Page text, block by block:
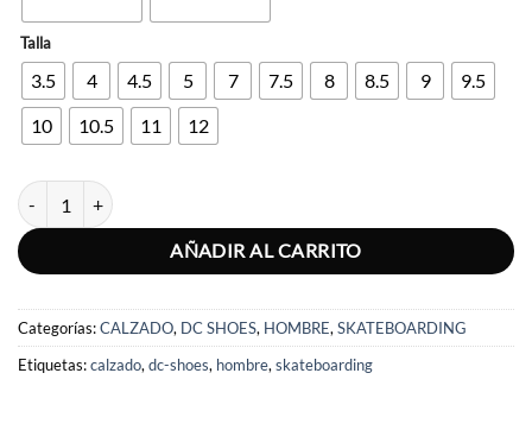
Talla
3.5 4 4.5 5 7 7.5 8 8.5 9
9.5
10
10.5 11 12
HOMBRE LYNX ZERO cantidad
AÑADIR AL CARRITO
Categorías:CALZADO, DC SHOES, HOMBRE, SKATEBOARDING
Etiquetas:calzado, dc-shoes, hombre, skateboarding